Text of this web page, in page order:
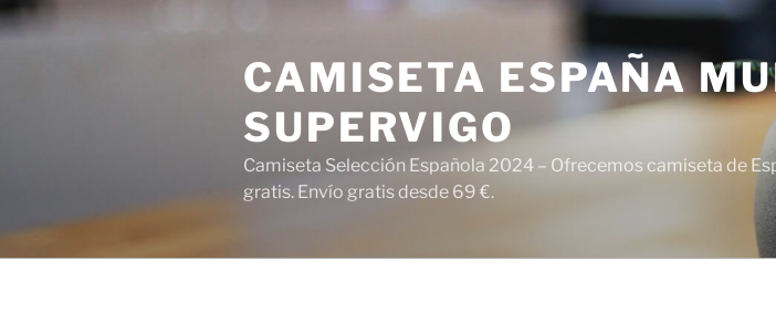
Saltar
al
CAMISETA ESPAÑA
SUPERVIGO
Camiseta Selección Española 2024 – Ofrecemos camiseta de
gratis. Envío gratis desde 69 €.